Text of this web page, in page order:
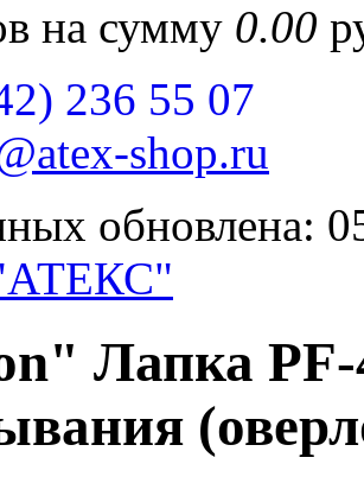
на сумму 0.00
236 55 07
shop.ru
обновлена:
Лапка PF-